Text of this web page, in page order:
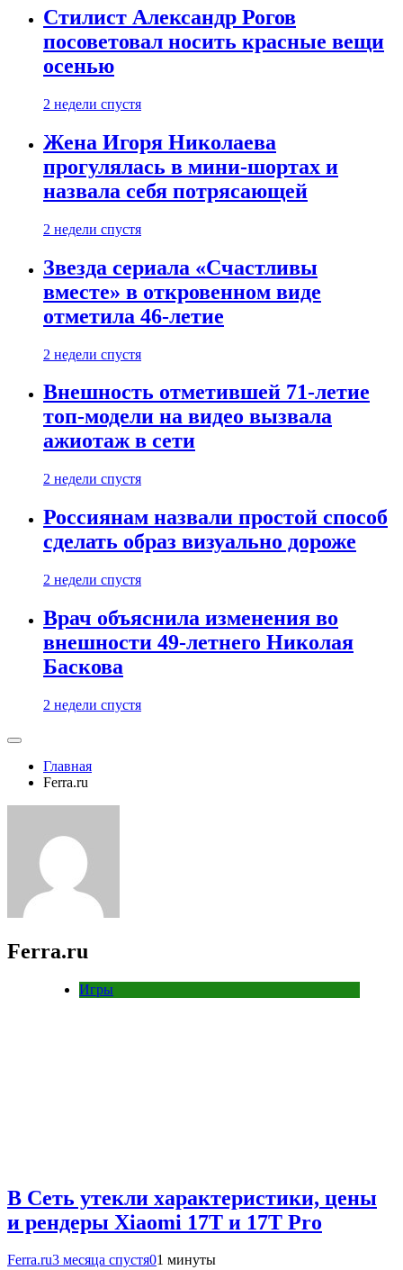
Стилист Александр Рогов
посоветовал носить красные вещи
осенью
2 недели спустя
Жена Игоря Николаева
прогулялась в мини-шортах и
назвала себя потрясающей
2 недели спустя
Звезда сериала «Счастливы
вместе» в откровенном виде
отметила 46-летие
2 недели спустя
Внешность отметившей 71-летие
топ-модели на видео вызвала
ажиотаж в сети
2 недели спустя
Россиянам назвали простой способ
сделать образ визуально дороже
2 недели спустя
Врач объяснила изменения во
внешности 49-летнего Николая
Баскова
2 недели спустя
Главная
Ferra.ru
Ferra.ru
Игры
В Сеть утекли характеристики, цены
и рендеры Xiaomi 17T и 17T Pro
Ferra.ru3 месяца спустя01 минуты